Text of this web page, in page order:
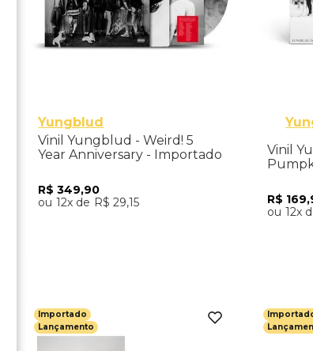
Yungblud
Vinil Yungblud - Weird! 5
Year Anniversary - Importado
R$ 349,90
12
R$ 29,15
Vinil
R$ 169,
12
Importado
Lançamento